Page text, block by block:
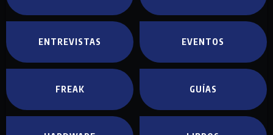
ENTREVISTAS EVENTOS
FREAK GUÍAS